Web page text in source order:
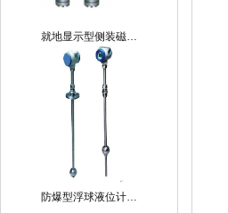
就地显示型侧装磁…
防爆型浮球液位计…